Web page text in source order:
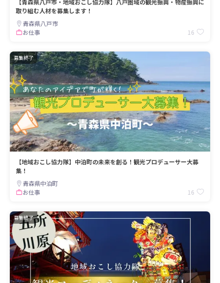
【青森県八戸市・地域おこし協力隊】八戸圏域の観光振興・物産振興に
取り組む人材を募集します！
青森県八戸市
お仕事
16
募集終了
【地域おこし協力隊】中泊町の未来を創る！観光プロデューサー大募
集！
青森県中泊町
お仕事
16
募集終了